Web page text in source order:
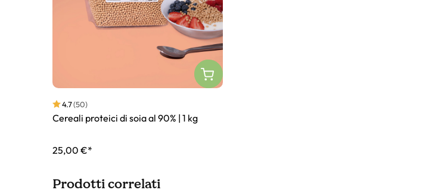
4.7(50)
Cereali proteici di soia al 90% | 1 kg
25,00 €*
Prodotti correlati